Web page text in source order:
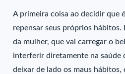
A primeira coisa ao decidir que
repensar seus próprios
da mulher, que vai carregar o
interferir diretamente na saúde
deixar de lado os maus hábitos,